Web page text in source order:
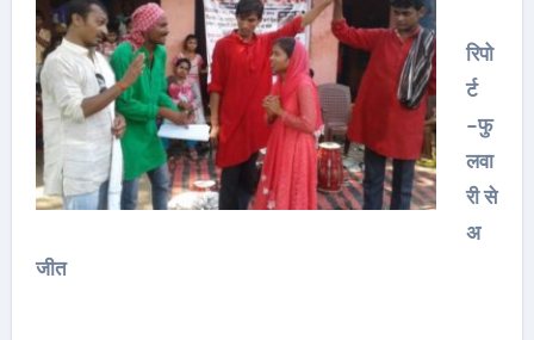
रिपो
र्ट
-फु
लवा
री से
अ
जीत